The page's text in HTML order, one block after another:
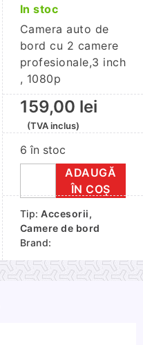
In stoc
Camera auto de
bord cu 2 camere
profesionale,3 inch
, 1080p
159,00 lei
(TVA inclus)
6 în stoc
Cantitate
auto
de
cu
ADAUGĂ
ÎN COȘ
Tip: Accesorii,
Camere de bord
Brand: